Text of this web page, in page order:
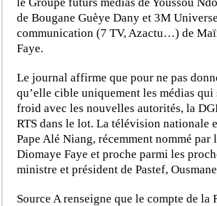
de Bougane Guèye Dany et 3M
communication (7 TV, Azactu…) de
Faye.
Le journal affirme que pour ne pas
qu’elle cible uniquement les médias qui
froid avec les nouvelles autorités, la
RTS dans le lot. La télévision nationale
Pape Alé Niang, récemment nommé par
Diomaye Faye et proche parmi les
ministre et président de Pastef,
Source A renseigne que le compte de la